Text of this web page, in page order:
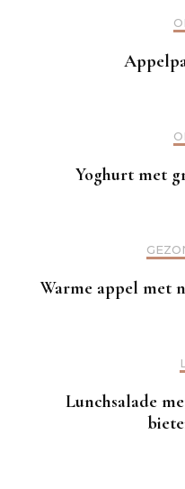
Yoghurt met
Warme appel met
Lunchsalade